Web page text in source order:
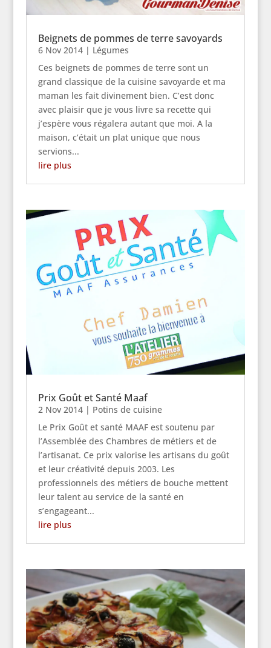
Beignets de pommes de terre savoyards
6 Nov 2014| Légumes
Ces beignets de pommes de terre sont un
grand classique de la cuisine savoyarde et ma
maman les fait divinement bien. C’est donc
avec plaisir que je vous livre sa recette qui
j’espère vous régalera autant que moi. A la
maison, c’était un plat unique que nous
servions...
lire plus
Prix Goût et Santé Maaf
2 Nov 2014| Potins de cuisine
Le Prix Goût et santé MAAF est soutenu par
l’Assemblée des Chambres de métiers et de
l’artisanat. Ce prix valorise les artisans du goût
et leur créativité depuis 2003. Les
professionnels des métiers de bouche mettent
leur talent au service de la santé en
s’engageant...
lire plus